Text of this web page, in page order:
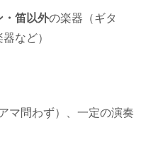
・笛以外の楽器（ギタ
など）
マ問わず）、一定の演奏